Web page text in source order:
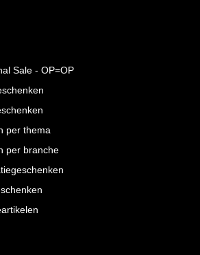
Sale - OP=OP
per thema
per branche